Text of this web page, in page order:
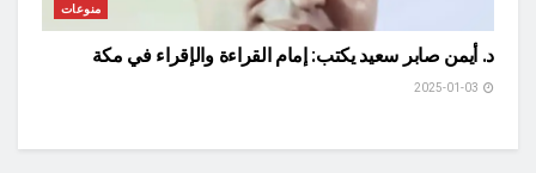
منوعات
د. أيمن صابر سعيد يكتب: إمام القراءة والإقراء في مكة